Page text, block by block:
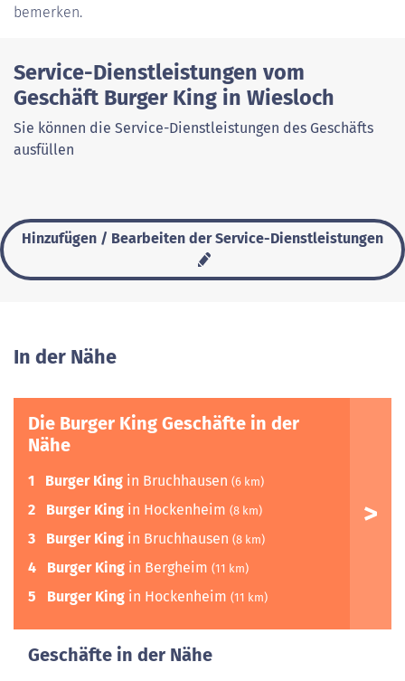
bemerken.
Service-Dienstleistungen vom
Geschäft Burger King in Wiesloch
Sie können die Service-Dienstleistungen des Geschäfts
ausfüllen
Hinzufügen / Bearbeiten der Service-Dienstleistungen
In der Nähe
Die Burger King Geschäfte in der
Nähe
1 Burger King in Bruchhausen (6 km)
2 Burger King in Hockenheim (8 km)
3 Burger King in Bruchhausen (8 km)
4 Burger King in Bergheim (11 km)
5 Burger King in Hockenheim (11 km)
Geschäfte in der Nähe